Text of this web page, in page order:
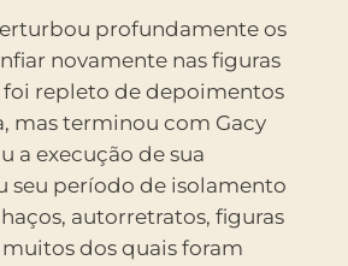
profundamente os
novamente nas figuras
repleto de depoimentos
mas terminou com Gacy
a execução de sua
seu período de isolamento
autorretratos, figuras
dos quais foram